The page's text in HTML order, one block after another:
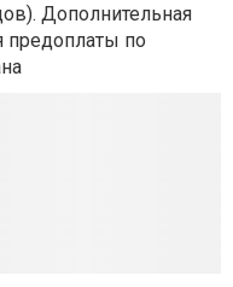
Дополнительная
предоплаты по